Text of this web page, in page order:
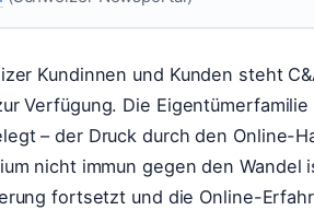
Kundinnen und Kunden steht
Verfügung. Die
– der Druck durch den Online-
nicht immun gegen den
fortsetzt und die Online-